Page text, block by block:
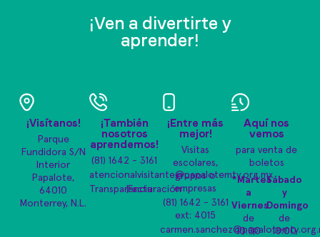
¡Ven a divertirte y
aprender!
¡Visítanos!
Parque
Fundidora S/N
Interior
Papalote,
64010
Monterrey, N.L.
¡También
nosotros
aprendemos!
(81) 1642 - 3161
atencionalvisitante@papalotemty.org.mx
Transparencia
| Facturación
¡Entre más
mejor!
Visitas
escolares,
grupos o
empresas
(81) 1642 - 3161
ext: 4015
Aquí nos
vemos
para venta de
boletos
*Martes
a
Viernes
de
10:00
Sábado
y
Domingo
de
10:00